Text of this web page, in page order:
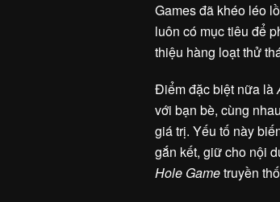
Games đã khéo léo
luôn có mục tiêu để
thiệu hàng loạt thử
Điểm đặc biệt nữa là
với bạn bè, cùng
giá trị. Yếu tố này
gắn kết, giữ cho nội
Hole Gametruyền